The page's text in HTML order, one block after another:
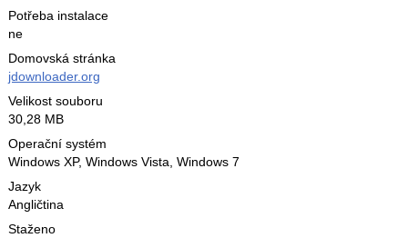
Potřeba instalace
ne
Domovská stránka
jdownloader.org
Velikost souboru
30,28 MB
Operační systém
Windows XP, Windows Vista, Windows 7
Jazyk
Angličtina
Staženo